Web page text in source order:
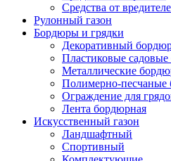
Средства от
Рулонный газон
Бордюры и грядки
Декоративный
Пластиковые
Металлические
Полимерно-
Ограждение для
Лента бордюрная
Искусственный газон
Ландшафтный
Спортивный